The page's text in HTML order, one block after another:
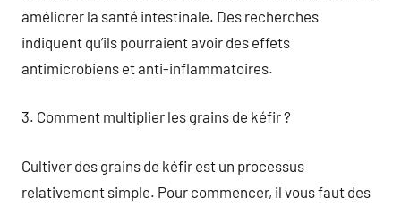
améliorer la santé intestinale. Des recherches
indiquent qu’ils pourraient avoir des effets
antimicrobiens et anti-inflammatoires.
3. Comment multiplier les grains de kéfir ?
Cultiver des grains de kéfir est un processus
relativement simple. Pour commencer, il vous faut des